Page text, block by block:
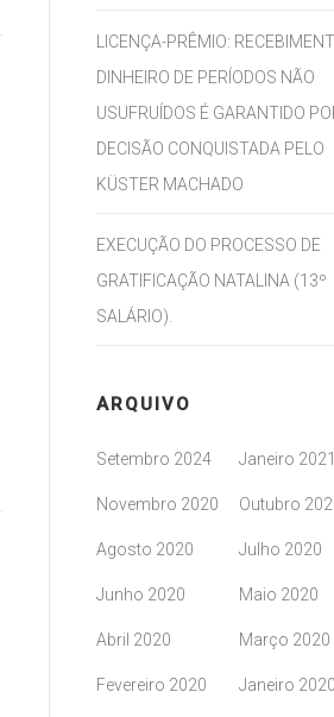
LICENÇA-PRÊMIO:
DINHEIRO DE PERÍODOS NÃO
USUFRUÍDOS É GARANTIDO
DECISÃO CONQUISTADA PELO
KÜSTER MACHADO
EXECUÇÃO DO PROCESSO DE
GRATIFICAÇÃO NATALINA (13º
SALÁRIO).
ARQUIVO
Setembro 2024 Janeiro 2021
Novembro 2020 Outubro
Agosto 2020 Julho 2020
Junho 2020 Maio 2020
Abril 2020 Março 2020
Fevereiro 2020 Janeiro 2020